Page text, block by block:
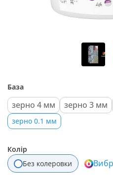
База
зерно 4 мм зерно 3 мм
зерно 0.1 мм
Колір
Без колеровки